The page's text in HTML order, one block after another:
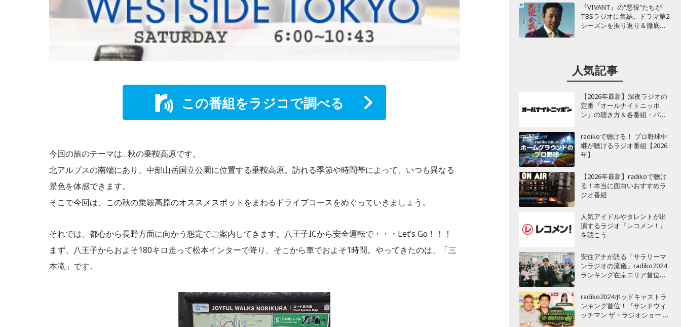
この番組をラジコで調べる
今回の旅のテーマは…秋の乗鞍高原です。
北アルプスの南端にあり、中部山岳国立公園に位置する乗鞍高原。訪れる季節や時間帯によって、いつも異なる
景色を体感できます。
そこで今回は、この秋の乗鞍高原のオススメスポットをまわるドライブコースをめぐっていきましょう。
それでは、都心から長野方面に向かう想定でご案内してきます。八王子ICから安全運転で・・・Let’s Go！！！
まず、八王子からおよそ180キロ走って松本インターで降り、そこから車でおよそ1時間。やってきたのは、「三
本滝」です。
『VIVANT』の"悪役"たちが
TBSラジオに集結。ドラマ第2
シーズンを振り返り＆徹底考
人気記事
【2026年最新】深夜ラジオの
定番『オールナイトニッポ
ン』の聴き方＆各番組・パー
radikoで聴ける！ プロ野球中
継が聴けるラジオ番組【2026
年】
【2026年最新】radikoで聴け
る！本当に面白いおすすめラ
ジオ番組
人気アイドルやタレントが出
演するラジオ『レコメン！』
を聴こう
安住アナが語る「サラリーマ
ンラジオの流儀」radiko2024
ランキング在京エリア首位
曜天国』インタビュー
radiko2024ポッドキャストラ
ンキング首位！『サンドウィ
ッチマン ザ・ラジオショー サ